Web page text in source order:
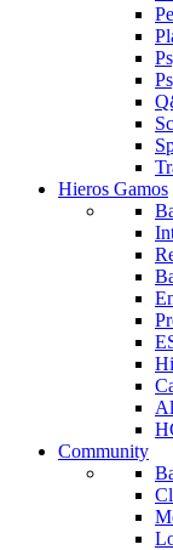
Hieros Gamos
Community